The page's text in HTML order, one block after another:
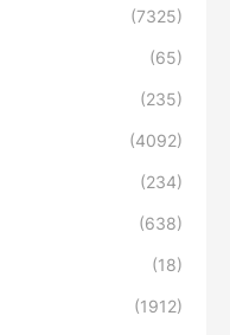
(7325)
(65)
(235)
(4092)
(234)
(638)
(18)
(1912)